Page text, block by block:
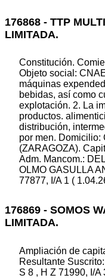
176868 - TTP
LIMITADA.
Constitución.
Objeto social:
máquinas
bebidas, así como
explotación. 2. La
productos.
distribución,
por men. Domicilio:
(ZARAGOZA).
Adm. Mancom.:
OLMO GASULLA
77877, I/A 1 (
176869 - SOMOS
LIMITADA.
Ampliación de
Resultante
S 8 , H Z 71990, I/A